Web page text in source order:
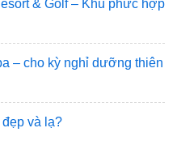
& Golf – Khu phức hợp
– cho kỳ nghỉ dưỡng thiên
và lạ?